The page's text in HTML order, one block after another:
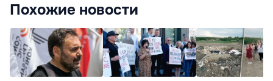
Похожие новости